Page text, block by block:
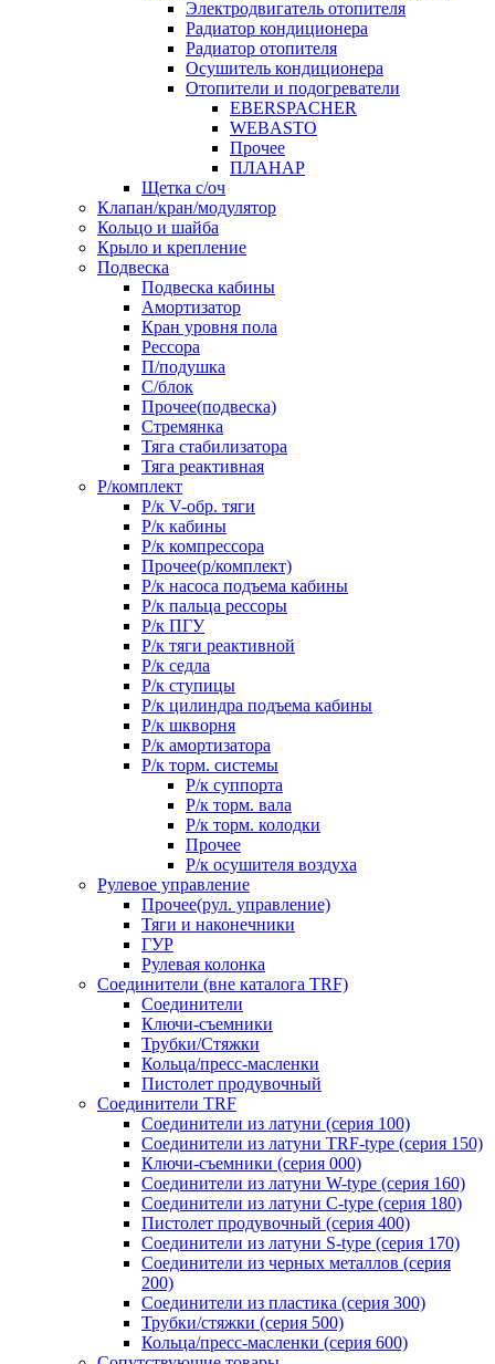
Электродвигатель отопителя
Радиатор кондиционера
Радиатор отопителя
Осушитель кондиционера
Отопители и подогреватели
EBERSPACHER
WEBASTO
Прочее
ПЛАНАР
Щетка с/оч
Клапан/кран/модулятор
Кольцо и шайба
Крыло и крепление
Подвеска
Подвеска кабины
Амортизатор
Кран уровня пола
Рессора
П/подушка
С/блок
Прочее(подвеска)
Стремянка
Тяга стабилизатора
Тяга реактивная
Р/комплект
Р/к V-обр. тяги
Р/к кабины
Р/к компрессора
Прочее(р/комплект)
Р/к насоса подъема кабины
Р/к пальца рессоры
Р/к ПГУ
Р/к тяги реактивной
Р/к седла
Р/к ступицы
Р/к цилиндра подъема кабины
Р/к шкворня
Р/к амортизатора
Р/к торм. системы
Р/к суппорта
Р/к торм. вала
Р/к торм. колодки
Прочее
Р/к осушителя воздуха
Рулевое управление
Прочее(рул. управление)
Тяги и наконечники
ГУР
Рулевая колонка
Соединители (вне каталога TRF)
Соединители
Ключи-cъемники
Трубки/Стяжки
Кольца/пресс-масленки
Пистолет продувочный
Соединители TRF
Соединители из латуни (серия 100)
Соединители из латуни TRF-type (серия 150)
Ключи-съемники (серия 000)
Соединители из латуни W-type (серия 160)
Соединители из латуни С-type (серия 180)
Пистолет продувочный (серия 400)
Соединители из латуни S-type (серия 170)
Соединители из черных металлов (серия
200)
Соединители из пластика (серия 300)
Трубки/стяжки (серия 500)
Кольца/пресс-масленки (серия 600)